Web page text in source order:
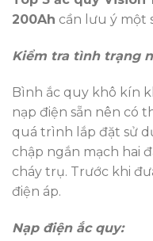
200Ah cần lưu ý một
Kiểm tra tình trạng
Bình ắc quy khô kín
nạp điện sẵn nên có
quá trình lắp đặt sử
chập ngắn mạch hai
cháy trụ. Trước khi
điện áp.
Nạp điện ắc quy: